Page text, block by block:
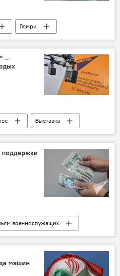
Гюмри
Мансурян
–
Выставка
поддержки
военнослужащих
машин